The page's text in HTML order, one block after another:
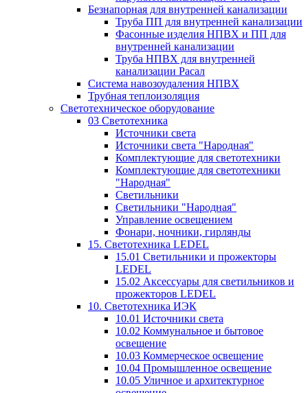
Безнапорная для внутренней канализации
Труба ПП для внутренней канализации
Фасонные изделия НПВХ и ПП для
внутренней канализации
Труба НПВХ для внутренней
канализации Расал
Система навозоудаления НПВХ
Трубная теплоизоляция
Светотехническое оборудование
03 Светотехника
Источники света
Источники света "Народная"
Комплектующие для светотехники
Комплектующие для светотехники
"Народная"
Светильники
Светильники "Народная"
Управление освещением
Фонари, ночники, гирлянды
15. Светотехника LEDEL
15.01 Светильники и прожекторы
LEDEL
15.02 Аксессуары для светильников и
прожекторов LEDEL
10. Светотехника ИЭК
10.01 Источники света
10.02 Коммунальное и бытовое
освещение
10.03 Коммерческое освещение
10.04 Промышленное освещение
10.05 Уличное и архитектурное